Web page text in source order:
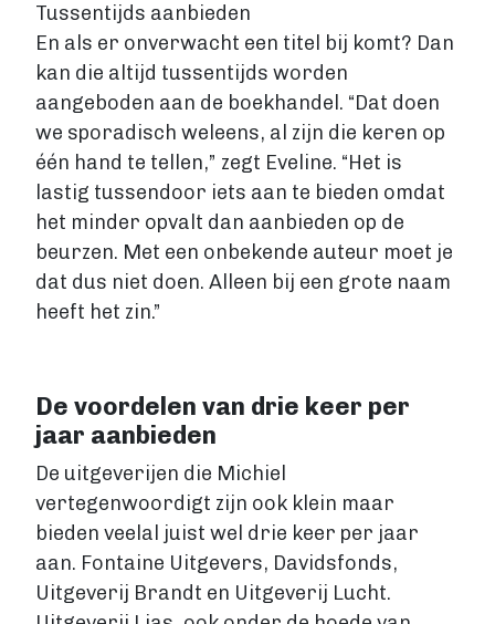
Tussentijds aanbieden
En als er onverwacht een titel bij komt? Dan
kan die altijd tussentijds worden
aangeboden aan de boekhandel. “Dat doen
we sporadisch weleens, al zijn die keren op
één hand te tellen,” zegt Eveline. “Het is
lastig tussendoor iets aan te bieden omdat
het minder opvalt dan aanbieden op de
beurzen. Met een onbekende auteur moet je
dat dus niet doen. Alleen bij een grote naam
heeft het zin.”
De voordelen van drie keer per
jaar aanbieden
De uitgeverijen die Michiel
vertegenwoordigt zijn ook klein maar
bieden veelal juist wel drie keer per jaar
aan. Fontaine Uitgevers, Davidsfonds,
Uitgeverij Brandt en Uitgeverij Lucht.